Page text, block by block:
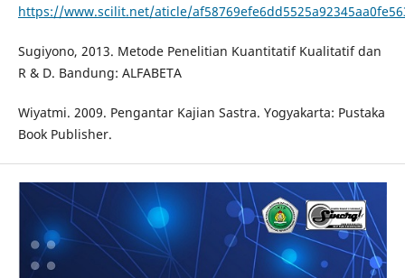
https://www.scilit.net/aticle/
Sugiyono, 2013. Metode Penelitian Kuantitatif Kualitatif dan
R & D. Bandung: ALFABETA
Wiyatmi. 2009. Pengantar Kajian Sastra. Yogyakarta: Pustaka
Book Publisher.